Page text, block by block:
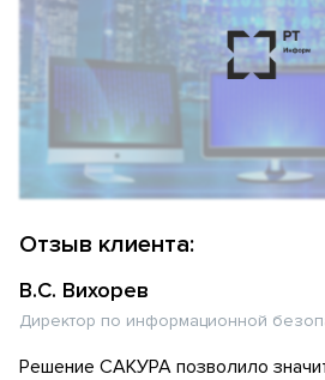
Отзыв клиента:
В.С. Вихорев
Директор по информационной
Решение САКУРА позволило